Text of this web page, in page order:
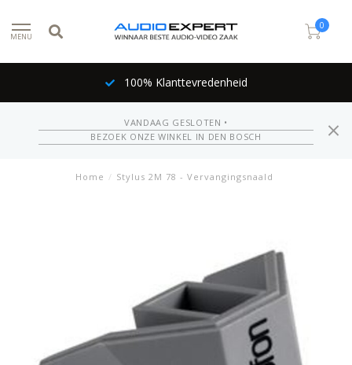
MENU
0
100% Klanttevredenheid
VANDAAG GESLOTEN •
BEZOEK ONZE WINKEL IN DEN BOSCH
Home / Stylus 2M 78 - Vervangingsnaald